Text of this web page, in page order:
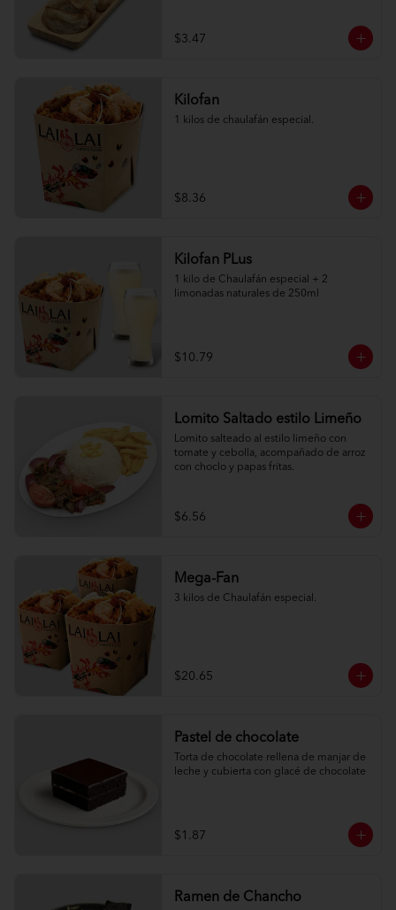
$3.47
Kilofan
1 kilos de chaulafán especial.
$8.36
Kilofan PLus
1 kilo de Chaulafán especial + 2
limonadas naturales de 250ml
$10.79
Lomito Saltado estilo Limeño
Lomito salteado al estilo limeño con
tomate y cebolla, acompañado de arroz
con choclo y papas fritas.
$6.56
Mega-Fan
3 kilos de Chaulafán especial.
$20.65
Pastel de chocolate
Torta de chocolate rellena de manjar de
leche y cubierta con glacé de chocolate
$1.87
Ramen de Chancho